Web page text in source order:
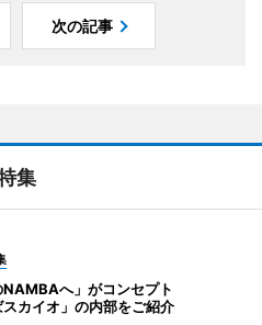
次の記事
集
NAMBAへ」がコンセプト
スカイオ」の内部をご紹介